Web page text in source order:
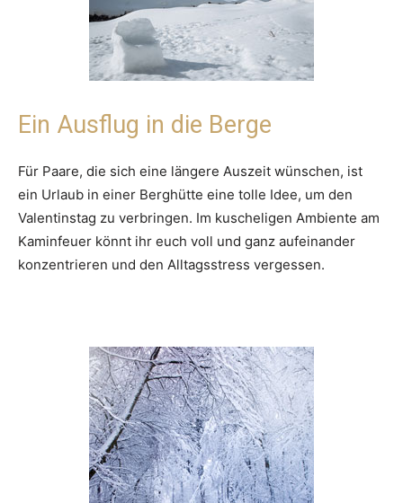
Ein Ausflug in die Berge
Für Paare, die sich eine längere Auszeit wünschen, ist
ein Urlaub in einer Berghütte eine tolle Idee, um den
Valentinstag zu verbringen. Im kuscheligen Ambiente am
Kaminfeuer könnt ihr euch voll und ganz aufeinander
konzentrieren und den Alltagsstress vergessen.